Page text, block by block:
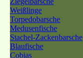
Weißlinge
Torpedobarsche
Medusenfische
Stachel-Zackenbarsche
Blaufische
Cobias